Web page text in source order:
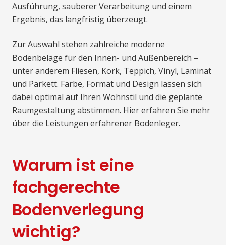
Ausführung, sauberer Verarbeitung und einem
Ergebnis, das langfristig überzeugt.
Zur Auswahl stehen zahlreiche moderne
Bodenbeläge für den Innen- und Außenbereich –
unter anderem Fliesen, Kork, Teppich, Vinyl, Laminat
und Parkett. Farbe, Format und Design lassen sich
dabei optimal auf Ihren Wohnstil und die geplante
Raumgestaltung abstimmen. Hier erfahren Sie mehr
über die Leistungen erfahrener Bodenleger.
Warum ist eine
fachgerechte
Bodenverlegung
wichtig?